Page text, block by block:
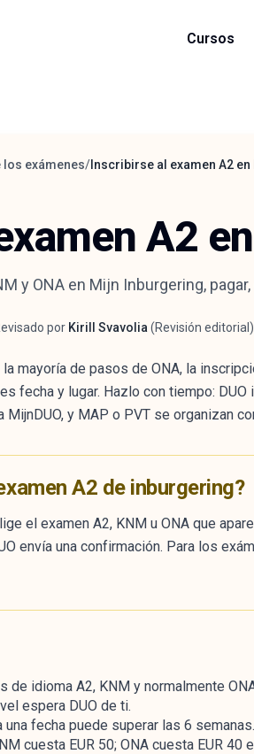
Cursos
exámenes/ Inscribirse al examen A2
A2
y ONA en Mijn Inburgering,
por Kirill Svavolia (Revisión editorial )
mayoría de pasos de ONA, la
fecha y lugar. Hazlo con tiempo:
y MAP o PVT se organizan
A2 de inburgering?
el examen A2, KNM u ONA que
envía una confirmación. Para los
de idioma A2, KNM y normalmente
espera DUO de ti.
fecha puede superar las 6 semanas.
cuesta EUR 50; ONA cuesta EUR 40